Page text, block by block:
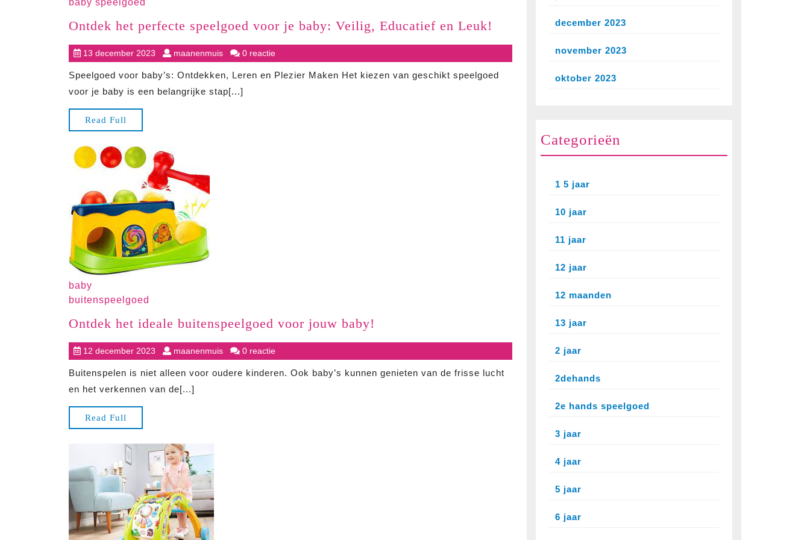
baby speelgoed
Ontdek het perfecte speelgoed voor je baby: Veilig, Educatief en Leuk!
het
speelgoed
13 december 2023 13
december
2023
maanenmuismaanenmuis
0 reactie
Speelgoed voor baby’s: Ontdekken, Leren en Plezier Maken Het kiezen van geschikt speelgoed
voor je baby is een belangrijke stap[...]
Read Full
Full
baby
buitenspeelgoed
Ontdek het ideale buitenspeelgoed voor jouw baby!
het
buitenspeelgoed
12 december 2023 12
december
2023
maanenmuismaanenmuis
0 reactie
Buitenspelen is niet alleen voor oudere kinderen. Ook baby’s kunnen genieten van de frisse lucht
en het verkennen van de[...]
Read Full
Full
december 2023
november 2023
oktober 2023
Categorieën
1 5 jaar
10 jaar
11 jaar
12 jaar
12 maanden
13 jaar
2 jaar
2dehands
2e hands speelgoed
3 jaar
4 jaar
5 jaar
6 jaar